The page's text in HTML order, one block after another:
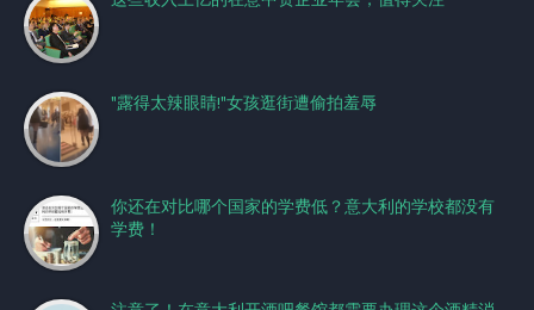
"露得太辣眼睛!"女孩逛街遭偷拍羞辱
你还在对比哪个国家的学费低？意大利的学校都没有
学费！